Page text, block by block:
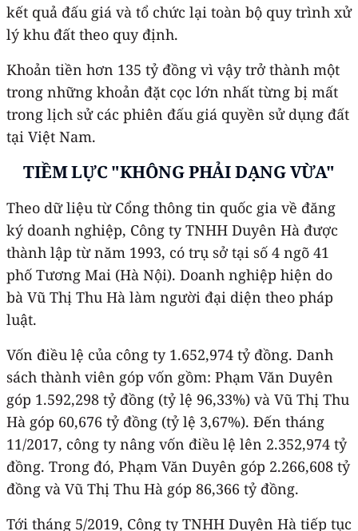
kết quả đấu giá và tổ chức lại toàn bộ quy trình xử
lý khu đất theo quy định.
Khoản tiền hơn 135 tỷ đồng vì vậy trở thành một
trong những khoản đặt cọc lớn nhất từng bị mất
trong lịch sử các phiên đấu giá quyền sử dụng đất
tại Việt Nam.
TIỀM LỰC "KHÔNG PHẢI DẠNG VỪA"
Theo dữ liệu từ Cổng thông tin quốc gia về đăng
ký doanh nghiệp, Công ty TNHH Duyên Hà được
thành lập từ năm 1993, có trụ sở tại số 4 ngõ 41
phố Tương Mai (Hà Nội). Doanh nghiệp hiện do
bà Vũ Thị Thu Hà làm người đại diện theo pháp
luật.
Vốn điều lệ của công ty 1.652,974 tỷ đồng. Danh
sách thành viên góp vốn gồm: Phạm Văn Duyên
góp 1.592,298 tỷ đồng (tỷ lệ 96,33%) và Vũ Thị Thu
Hà góp 60,676 tỷ đồng (tỷ lệ 3,67%). Đến tháng
11/2017, công ty nâng vốn điều lệ lên 2.352,974 tỷ
đồng. Trong đó, Phạm Văn Duyên góp 2.266,608 tỷ
đồng và Vũ Thị Thu Hà góp 86,366 tỷ đồng.
Tới tháng 5/2019, Công ty TNHH Duyên Hà tiếp tục